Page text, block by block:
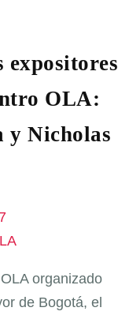
expositores
OLA:
y Nicholas
organizado
de Bogotá, el